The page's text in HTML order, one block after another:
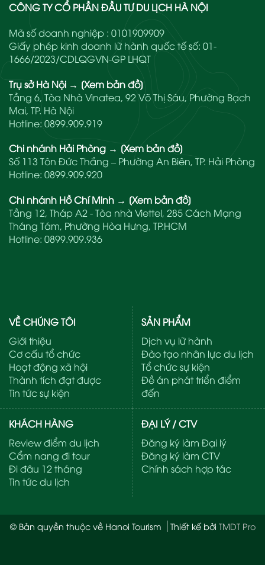
CÔNG TY CỔ PHẦN ĐẦU TƯ DU LỊCH HÀ NỘI
Mã số doanh nghiệp : 0101909909
Giấy phép kinh doanh lữ hành quốc tế số: 01-
1666/2023/CDLQGVN-GP LHQT
Trụ sở Hà Nội → [Xem bản đồ]
Tầng 6, Tòa Nhà Vinatea, 92 Võ Thị Sáu, Phường Bạch
Mai, TP. Hà Nội
Hotline: 0899.909.919
Chi nhánh Hải Phòng → [Xem bản đồ]
Số 113 Tôn Đức Thắng – Phường An Biên, TP. Hải Phòng
Hotline: 0899.909.920
Chi nhánh Hồ Chí Minh → [Xem bản đồ]
Tầng 12, Tháp A2 - Tòa nhà Viettel, 285 Cách Mạng
Tháng Tám, Phường Hòa Hưng, TP.HCM
Hotline: 0899.909.936
VỀ CHÚNG TÔI
Giới thiệu
Cơ cấu tổ chức
Hoạt động xã hội
Thành tích đạt được
Tin tức sự kiện
SẢN PHẨM
Dịch vụ lữ hành
Đào tạo nhân lực du lịch
Tổ chức sự kiện
Đề án phát triển điểm
đến
KHÁCH HÀNG
Review điểm du lịch
Cẩm nang đi tour
Đi đâu 12 tháng
Tin tức du lịch
ĐẠI LÝ / CTV
Đăng ký làm Đại lý
Đăng ký làm CTV
Chính sách hợp tác
© Bản quyền thuộc về Hanoi Tourism Thiết kế bởi TMDT Pro